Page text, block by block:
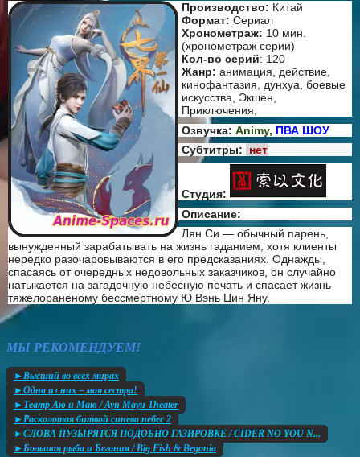
Производство: Китай
Формат: Сериал
Хронометраж: 10 мин.
(хронометраж серии)
Кол-во серий: 120
Жанр: анимация, действие,
кинофантазия, дунхуа, боевые
искусства, Экшен,
Приключения,
Озвучка: Animy, ПВА ШОУ
Субтитры:
нет
Студия:
Описание:
Лян Си — обычный парень,
вынужденный зарабатывать на жизнь гаданием, хотя клиенты
нередко разочаровываются в его предсказаниях. Однажды,
спасаясь от очередных недовольных заказчиков, он случайно
натыкается на загадочную небесную печать и спасает жизнь
тяжелораненому бессмертному Ю Вэнь Цин Яну.
МЫ РЕКОМЕНДУЕМ!
►Высший во всех мирах
►Одна из них – моя сестра!
►Театр Аю и Маю / Ayu Mayu Theater
►Расколотая битвой синева небес 2
►СЛОВА ПУЗЫРЯТСЯ ПОДОБНО ГАЗИРОВКЕ / CIDER NO YOU N...
►Большая рыба и Бегония / Big Fish & Begonia